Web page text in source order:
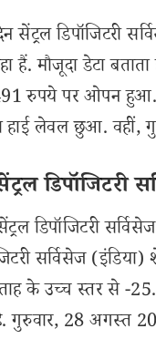
डिपॉजिटरी
मौजूदा डेटा
रुपये पर ओपन
लेवल छुआ. वहीं,
डिपॉजिटरी
सर्विसेज
के उच्च स्तर से -
गुरुवार, 28